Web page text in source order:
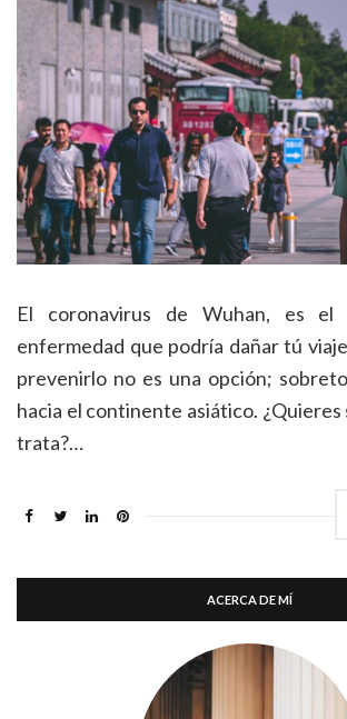
El coronavirus de Wuhan, es el
enfermedad que podría dañar tú
prevenirlo no es una opción;
hacia el continente asiático. ¿Quieres
trata?…
ACERCA DE MÍ